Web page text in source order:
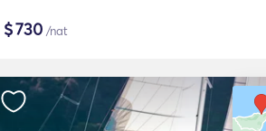
$730 /nat